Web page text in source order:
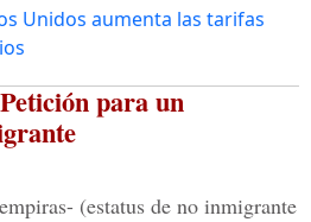
Unidos aumenta las tarifas
para un
(estatus de no inmigrante